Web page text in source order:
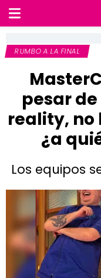
RUMBO A LA FINAL
pesar
reality, no
¿a
Los equipos